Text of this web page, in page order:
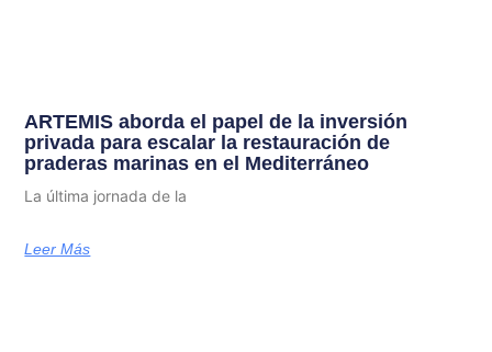
ARTEMIS aborda el papel de la inversión
privada para escalar la restauración de
praderas marinas en el Mediterráneo
La última jornada de la
Leer Más